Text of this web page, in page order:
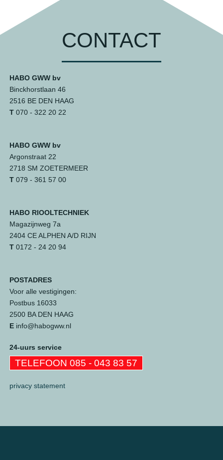
CONTACT
HABO GWW bv
Binckhorstlaan 46
2516 BE DEN HAAG
T070 - 322 20 22
HABO GWW bv
Argonstraat 22
2718 SM ZOETERMEER
T079 - 361 57 00
HABO RIOOLTECHNIEK
Magazijnweg 7a
2404 CE ALPHEN A/D RIJN
T0172 - 24 20 94
POSTADRES
Voor alle vestigingen:
Postbus 16033
2500 BA DEN HAAG
Einfo@habogww.nl
24-uurs service
TELEFOON 085 - 043 83 57
privacy statement